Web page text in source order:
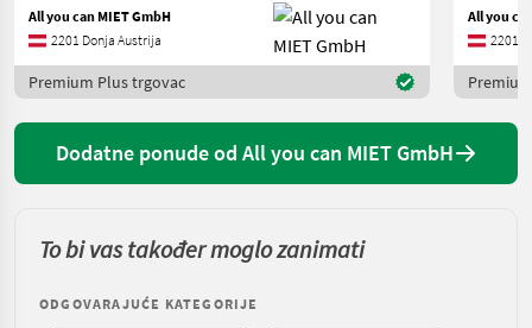
All you can MIET GmbH
2201 Donja Austrija
Premium Plus trgovac
All you
2201
Dodatne ponude od All you can MIET GmbH
To bi vas također moglo zanimati
ODGOVARAJUĆE KATEGORIJE